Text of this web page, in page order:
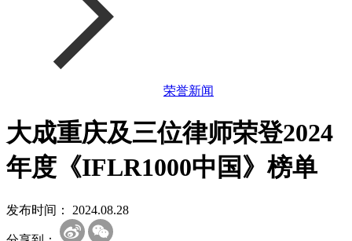
荣誉新闻
大成重庆及三位律师荣登2024
年度《IFLR1000中国》榜单
发布时间： 2024.08.28